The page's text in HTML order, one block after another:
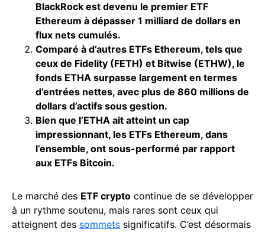
BlackRock est devenu le premier ETF
Ethereum à dépasser 1 milliard de dollars en
flux nets cumulés.
Comparé à d’autres ETFs Ethereum, tels que
ceux de Fidelity (FETH) et Bitwise (ETHW), le
fonds ETHA surpasse largement en termes
d’entrées nettes, avec plus de 860 millions de
dollars d’actifs sous gestion.
Bien que l’ETHA ait atteint un cap
impressionnant, les ETFs Ethereum, dans
l’ensemble, ont sous-performé par rapport
aux ETFs Bitcoin.
Le marché des ETF crypto continue de se développer
à un rythme soutenu, mais rares sont ceux qui
atteignent des sommets significatifs. C’est désormais